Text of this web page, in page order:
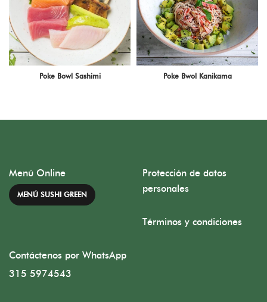
Poke Bowl Sashimi Poke Bwol Kanikama
Menú Online
MENÚ SUSHI GREEN
Protección de datos
personales
Términos y condiciones
Contáctenos por WhatsApp
315 5974543